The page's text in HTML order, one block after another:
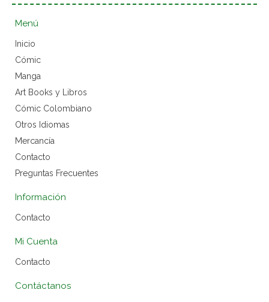
Menú
Inicio
Cómic
Manga
Art Books y Libros
Cómic Colombiano
Otros Idiomas
Mercancía
Contacto
Preguntas Frecuentes
Información
Contacto
Mi Cuenta
Contacto
Contáctanos